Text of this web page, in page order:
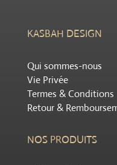
KASBAH DESIGN
Qui sommes-nous
Vie Privée
Termes & Conditions
Retour &
NOS PRODUITS